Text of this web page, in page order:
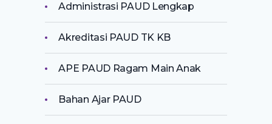
Administrasi PAUD Lengkap
Akreditasi PAUD TK KB
APE PAUD Ragam Main Anak
Bahan Ajar PAUD